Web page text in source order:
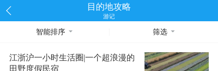
目的地攻略
游记
智能排序 筛选
江浙沪一小时生活圈|一个超浪漫的
田野度假民宿